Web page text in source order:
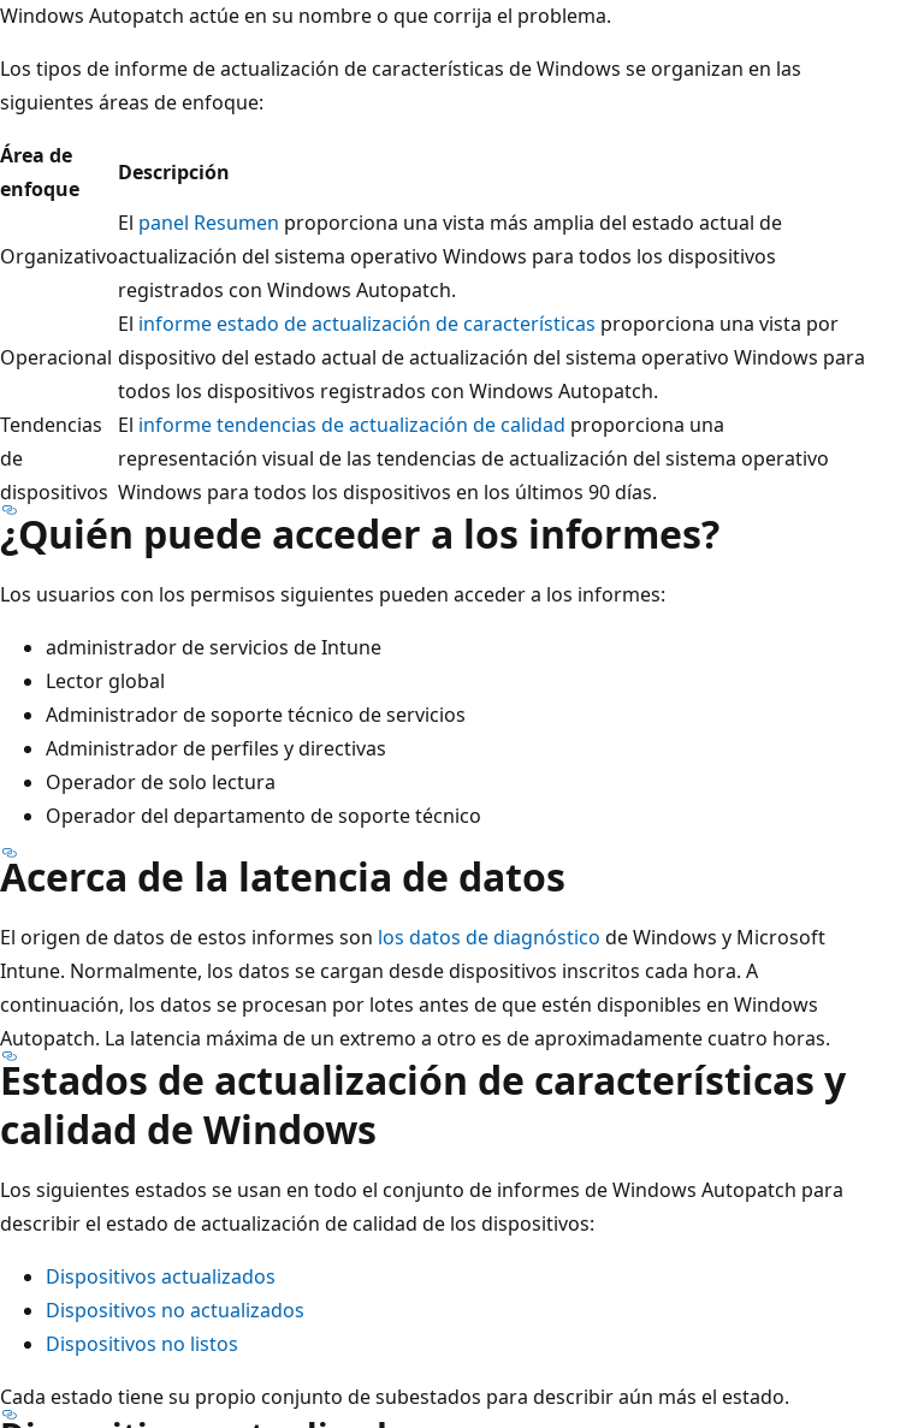
Windows Autopatch actúe en su nombre o que corrija el problema.
Los tipos de informe de actualización de características de Windows se organizan en las
siguientes áreas de enfoque:
Área de
enfoque
Descripción
Organizativo
El panel Resumen proporciona una vista más amplia del estado actual de
actualización del sistema operativo Windows para todos los dispositivos
registrados con Windows Autopatch.
Operacional
El informe estado de actualización de características proporciona una vista por
dispositivo del estado actual de actualización del sistema operativo Windows para
todos los dispositivos registrados con Windows Autopatch.
Tendencias
de
dispositivos
El informe tendencias de actualización de calidad proporciona una
representación visual de las tendencias de actualización del sistema operativo
Windows para todos los dispositivos en los últimos 90 días.
¿Quién puede acceder a los informes?
Los usuarios con los permisos siguientes pueden acceder a los informes:
administrador de servicios de Intune
Lector global
Administrador de soporte técnico de servicios
Administrador de perfiles y directivas
Operador de solo lectura
Operador del departamento de soporte técnico
Acerca de la latencia de datos
El origen de datos de estos informes son los datos de diagnóstico de Windows y Microsoft
Intune. Normalmente, los datos se cargan desde dispositivos inscritos cada hora. A
continuación, los datos se procesan por lotes antes de que estén disponibles en Windows
Autopatch. La latencia máxima de un extremo a otro es de aproximadamente cuatro horas.
Estados de actualización de características y
calidad de Windows
Los siguientes estados se usan en todo el conjunto de informes de Windows Autopatch para
describir el estado de actualización de calidad de los dispositivos:
Dispositivos actualizados
Dispositivos no actualizados
Dispositivos no listos
Cada estado tiene su propio conjunto de subestados para describir aún más el estado.